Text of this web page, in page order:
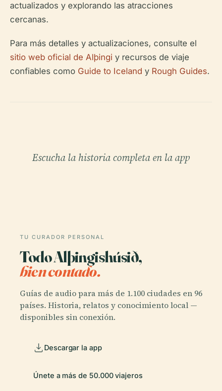
actualizados y explorando las atracciones
cercanas.
Para más detalles y actualizaciones, consulte el
sitio web oficial de Alþingi y recursos de viaje
confiables como Guide to Iceland y Rough Guides.
Escucha la historia completa en la app
TU CURADOR PERSONAL
Todo Alþingishúsið,
bien contado.
Guías de audio para más de 1.100 ciudades en 96
países. Historia, relatos y conocimiento local —
disponibles sin conexión.
Descargar la app
Únete a más de 50.000 viajeros